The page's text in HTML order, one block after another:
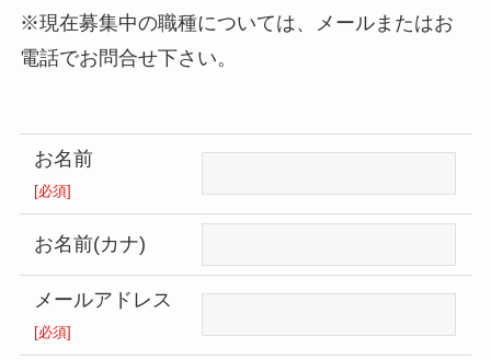
※現在募集中の職種については、メールまたはお
電話でお問合せ下さい。
お名前
[必須]
お名前(カナ)
メールアドレス
[必須]